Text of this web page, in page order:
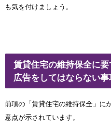
も気を付けましょう。
賃貸住宅の維持保全に
広告をしてはならない事
前項の「賃貸住宅の維持保全」に
意点が示されています。